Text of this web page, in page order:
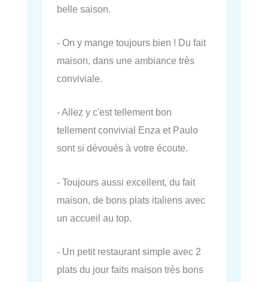
belle saison.
- On y mange toujours bien ! Du fait
maison, dans une ambiance très
conviviale.
- Allez y c'est tellement bon
tellement convivial Enza et Paulo
sont si dévoués à votre écoute.
- Toujours aussi excellent, du fait
maison, de bons plats italiens avec
un accueil au top.
- Un petit restaurant simple avec 2
plats du jour faits maison très bons